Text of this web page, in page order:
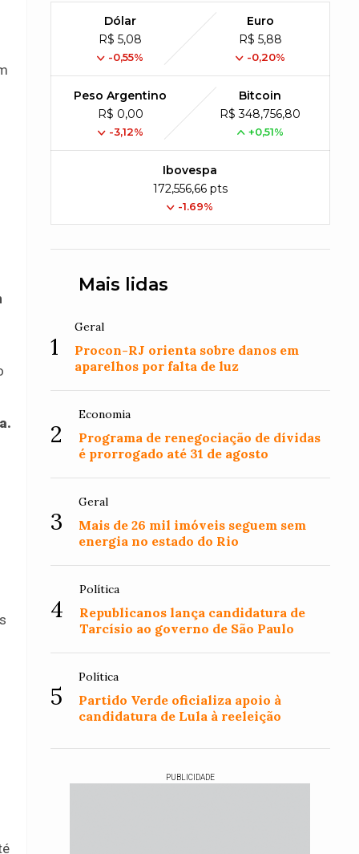
Dólar
R$ 5,08
-0,55%
Euro
R$ 5,88
-0,20%
Peso Argentino
R$ 0,00
-3,12%
Bitcoin
R$ 348,756,80
+0,51%
Ibovespa
172,556,66 pts
-1.69%
Mais lidas
1
Geral
Procon-RJ orienta sobre danos em
aparelhos por falta de luz
2
Economia
Programa de renegociação de dívidas
é prorrogado até 31 de agosto
3
Geral
Mais de 26 mil imóveis seguem sem
energia no estado do Rio
4
Política
Republicanos lança candidatura de
Tarcísio ao governo de São Paulo
5
Política
Partido Verde oficializa apoio à
candidatura de Lula à reeleição
PUBLICIDADE